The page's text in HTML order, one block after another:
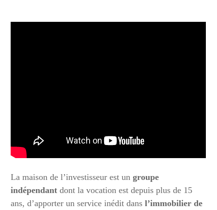
La maison de l’investisseur est ungroupe
indépendant dont la vocation est depuis plus de 15
ans, d’apporter un service inédit dansl’immobilier de